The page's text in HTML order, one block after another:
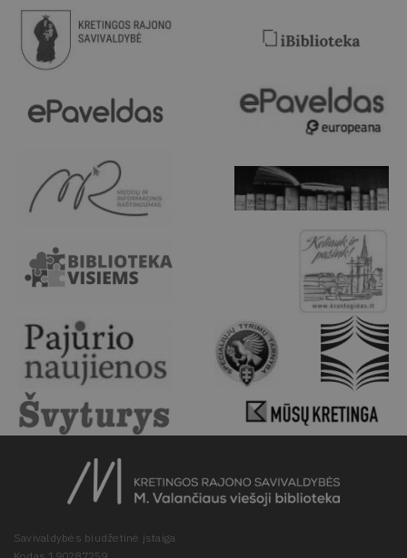
Savivaldybės biudžetinė įstaiga